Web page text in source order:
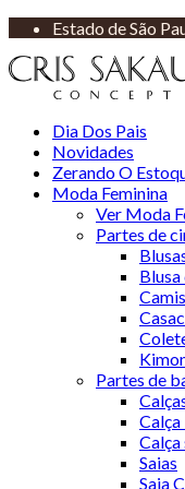
Estado de São
Dia Dos Pais
Novidades
Zerando O
Moda Feminina
Ver Moda
Partes de
Partes de
Saias
Saia